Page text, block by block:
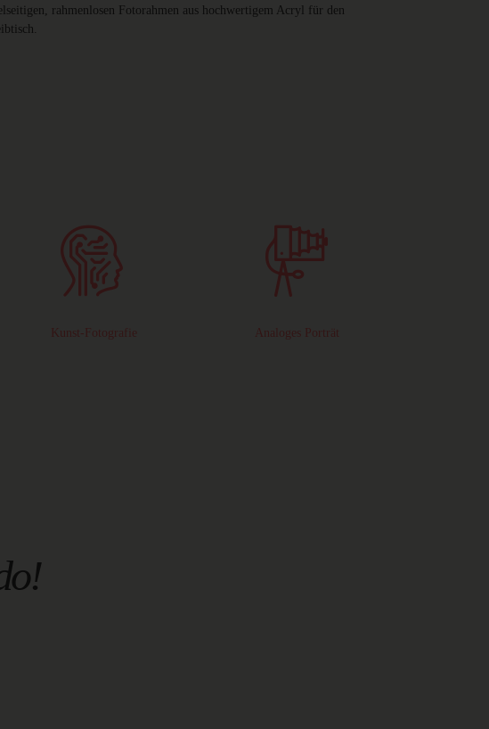
rahmenlosen Fotorahmen aus hochwertigem Acryl für den
Kunst-Fotografie Analoges Porträt